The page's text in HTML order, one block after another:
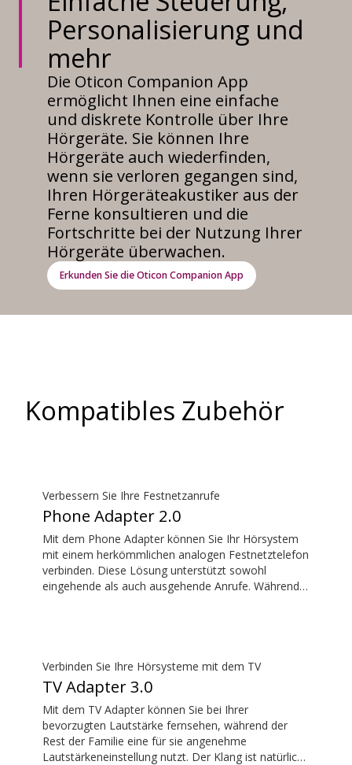
Personalisierung und
mehr
Die Oticon Companion App
ermöglicht Ihnen eine einfache
und diskrete Kontrolle über Ihre
Hörgeräte. Sie können Ihre
Hörgeräte auch wiederfinden,
wenn sie verloren gegangen sind,
Ihren Hörgeräteakustiker aus der
Ferne konsultieren und die
Fortschritte bei der Nutzung Ihrer
Hörgeräte überwachen.
Erkunden Sie die Oticon Companion App
Kompatibles Zubehör
Verbessern Sie Ihre Festnetzanrufe
Phone Adapter 2.0
Mit dem Phone Adapter können Sie Ihr Hörsystem
mit einem herkömmlichen analogen Festnetztelefon
verbinden. Diese Lösung unterstützt sowohl
eingehende als auch ausgehende Anrufe. Während
Verbinden Sie Ihre Hörsysteme mit dem TV
TV Adapter 3.0
Mit dem TV Adapter können Sie bei Ihrer
bevorzugten Lautstärke fernsehen, während der
Rest der Familie eine für sie angenehme
Lautstärkeneinstellung nutzt. Der Klang ist natürlich